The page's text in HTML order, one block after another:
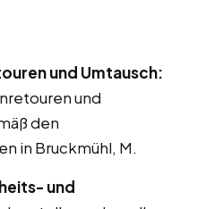
und Umtausch:
und
den
in Bruckmühl, M.
und